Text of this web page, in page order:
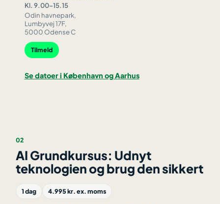
Kl. 9.00–15.15
Odin havnepark,
Lumbyvej 17F,
5000 Odense C
Tilmeld
Se datoer i København og Aarhus
02
AI Grundkursus: Udnyt
teknologien og brug den sikkert
1 dag 4.995 kr. ex. moms